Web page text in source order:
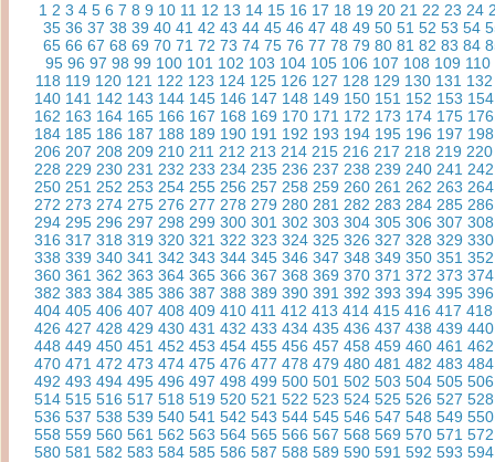
1 2 3 4 5 6 7 8 9 10 11 12 13 14 15 16 17 18 19 20 21 22 23 24
35 36 37 38 39 40 41 42 43 44 45 46 47 48 49 50 51 52 53 54
65 66 67 68 69 70 71 72 73 74 75 76 77 78 79 80 81 82 83 84
95 96 97 98 99 100 101 102 103 104 105 106 107 108 109 110
118 119 120 121 122 123 124 125 126 127 128 129 130 131 132
140 141 142 143 144 145 146 147 148 149 150 151 152 153 154
162 163 164 165 166 167 168 169 170 171 172 173 174 175 176
184 185 186 187 188 189 190 191 192 193 194 195 196 197 198
206 207 208 209 210 211 212 213 214 215 216 217 218 219 220
228 229 230 231 232 233 234 235 236 237 238 239 240 241 242
250 251 252 253 254 255 256 257 258 259 260 261 262 263 264
272 273 274 275 276 277 278 279 280 281 282 283 284 285 286
294 295 296 297 298 299 300 301 302 303 304 305 306 307 308
316 317 318 319 320 321 322 323 324 325 326 327 328 329 330
338 339 340 341 342 343 344 345 346 347 348 349 350 351 352
360 361 362 363 364 365 366 367 368 369 370 371 372 373 374
382 383 384 385 386 387 388 389 390 391 392 393 394 395 396
404 405 406 407 408 409 410 411 412 413 414 415 416 417 418
426 427 428 429 430 431 432 433 434 435 436 437 438 439 440
448 449 450 451 452 453 454 455 456 457 458 459 460 461 462
470 471 472 473 474 475 476 477 478 479 480 481 482 483 484
492 493 494 495 496 497 498 499 500 501 502 503 504 505 506
514 515 516 517 518 519 520 521 522 523 524 525 526 527 528
536 537 538 539 540 541 542 543 544 545 546 547 548 549 550
558 559 560 561 562 563 564 565 566 567 568 569 570 571 572
580 581 582 583 584 585 586 587 588 589 590 591 592 593 594